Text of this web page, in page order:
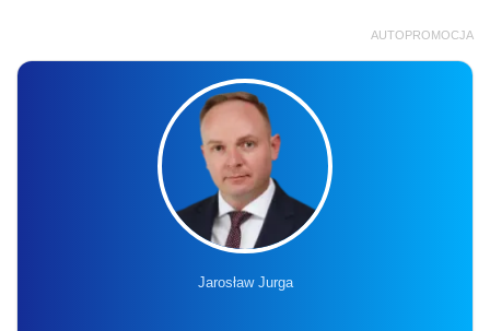
AUTOPROMOCJA
Jarosław Jurga